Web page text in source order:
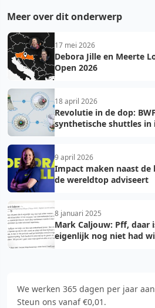
Meer over dit onderwerp
17 mei 2026
Debora Jille en Meerte
Open 2026
18 april 2026
Revolutie in de dop:
synthetische shuttles
9 april 2026
Impact maken naast de
de wereldtop adviseert
8 januari 2025
Mark Caljouw: Pff, daar
eigenlijk nog niet had
We werken 365 dagen per jaar
Steun ons vanaf €0,01.